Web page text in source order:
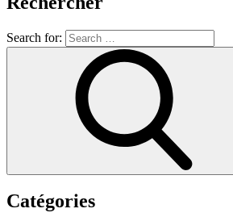
Search for:
Catégories